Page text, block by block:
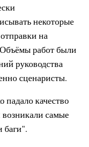
некоторые
на
работ были
руководства
сценаристы.
падало качество
самые
баги".